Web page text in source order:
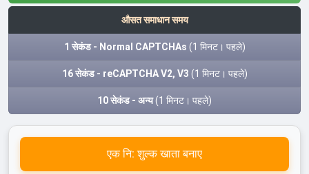
औसत समाधान समय
1 सेकंड - Normal CAPTCHAs (1 मिनट। पहले)
16 सेकंड - reCAPTCHA V2, V3 (1 मिनट। पहले)
10 सेकंड - अन्य(1 मिनट। पहले)
एक नि: शुल्क खाता बनाए